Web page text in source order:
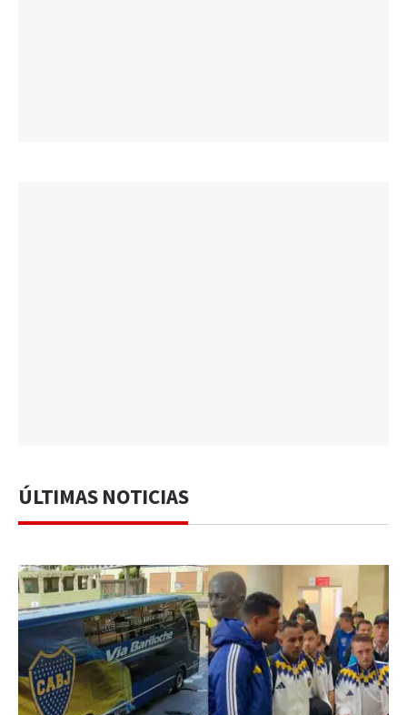
ÚLTIMAS NOTICIAS